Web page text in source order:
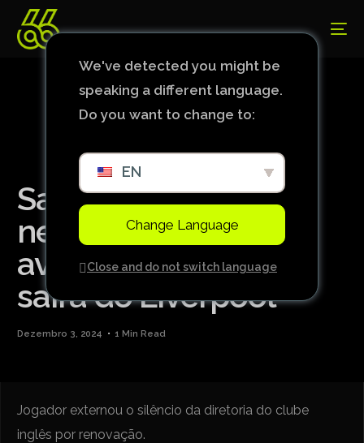
Salah e PSG têm
negociações
avançadas; egípcio
sairá do Liverpool
Dezembro 3, 2024 1 Min Read
Jogador externou o silêncio da diretoria do clube
inglês por renovação.
We've detected you might be
speaking a different language.
Do you want to change to:
EN
Change Language
Close and do not switch language